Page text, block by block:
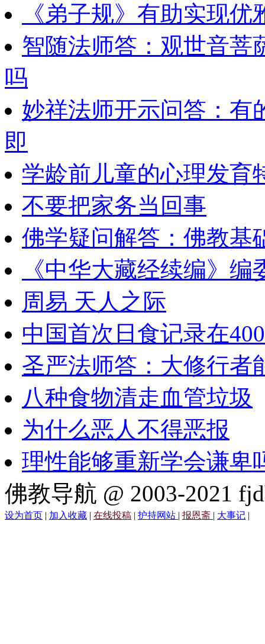
《弟子规》有助实现优
智随法师答：观世音菩
吗
妙祥法师开示问答：有
即
学龄前儿童的心理发育
不要把家务当回事
佛学疑问解答：佛教基
《中华大藏经续编》
周易 天人之际
中国首次日食记录在
圣严法师答：大修行者
八种食物清走血管垃圾
为什么恶人不得恶报
理性能够重新学会谦卑
佛教导航 @ 2003-2021
设为首页 | 加入收藏 | 在线投稿 | 护持网站 | 报恩斋 | 大事记 |